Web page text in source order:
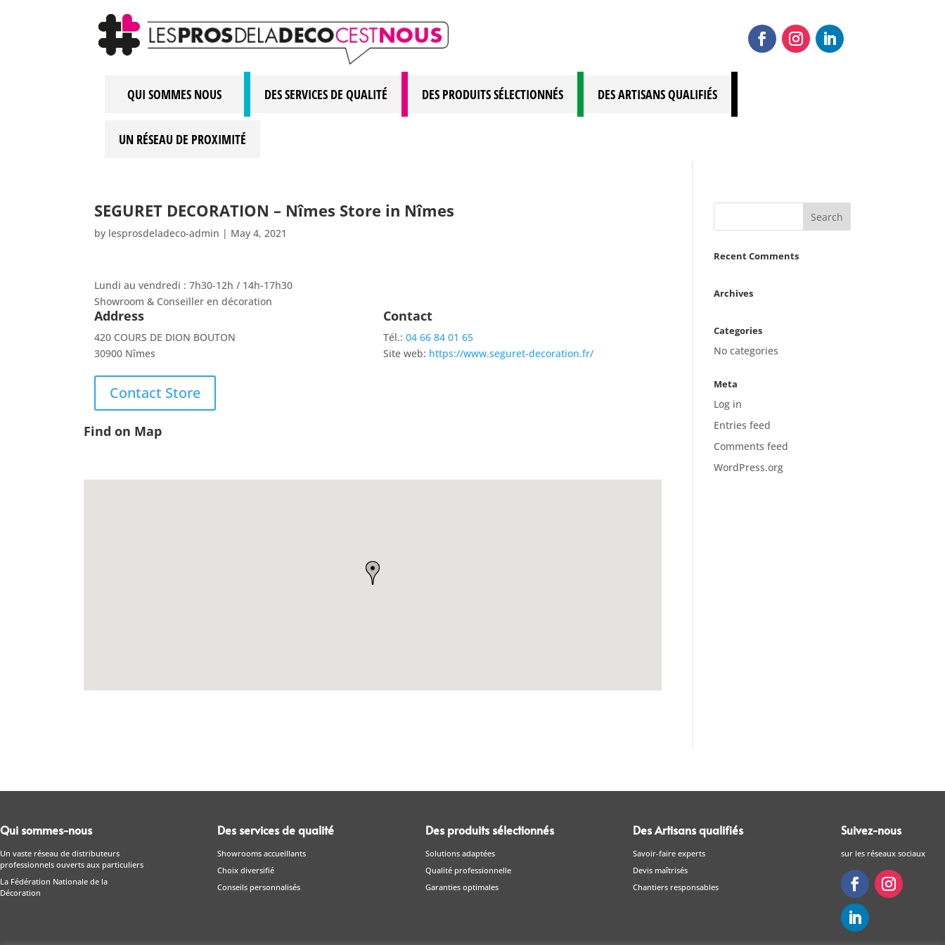
QUI SOMMES NOUS DES SERVICES DE QUALITÉ DES PRODUITS SÉLECTIONNÉS DES ARTISANS QUALIFIÉS
UN RÉSEAU DE PROXIMITÉ
SEGURET DECORATION – Nîmes Store in Nîmes
by lesprosdeladeco-admin | May 4, 2021
Lundi au vendredi : 7h30-12h / 14h-17h30
Showroom & Conseiller en décoration
Address
420 COURS DE DION BOUTON
30900 Nîmes
Contact
Tél.:04 66 84 01 65
Site web: https://www.seguret-decoration.fr/
Contact Store
Find on Map
Recent Comments
Archives
Categories
No categories
Meta
Log in
Entries feed
Comments feed
WordPress.org
Qui sommes-nous
Un vaste réseau de distributeurs
professionnels ouverts aux particuliers
La Fédération Nationale de la
Décoration
Des services de qualité
Showrooms accueillants
Choix diversifié
Conseils personnalisés
Des produits sélectionnés
Solutions adaptées
Qualité professionnelle
Garanties optimales
Des Artisans qualifiés
Savoir-faire experts
Devis maîtrisés
Chantiers responsables
Suivez-nous
sur les réseaux sociaux